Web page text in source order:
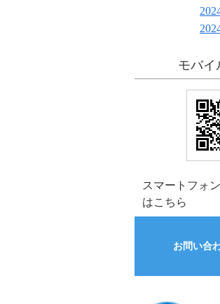
モバイ
スマートフォ
はこちら
お問い合